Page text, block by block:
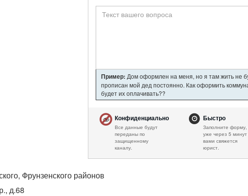
Пример: Дом оформлен на меня, но я там жить не
прописан мой дед постоянно. Как оформить
будет их оплачивать??
Конфиденциально
Все данные будут
переданы по
защищенному
каналу.
Быстро
Заполните форму,
уже через 5 минут
вами свяжется
юрист.
Фрунзенского районов
д.68